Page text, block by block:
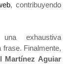
, contribuyendo
exhaustiva
frase. Finalmente,
Martínez Aguiar